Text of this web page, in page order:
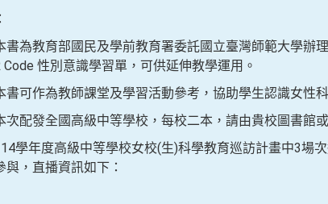
書為教育部國民及學前教育署委託國立臺灣師範大學辦
Code 性別意識學習單，可供延伸教學運用。
書可作為教師課堂及學習活動參考，協助學生認識女性
次配發全國高級中等學校，每校二本，請由貴校圖書館
學年度高級中等學校女校(生)科學教育巡訪計畫中3場
與，直播資訊如下：